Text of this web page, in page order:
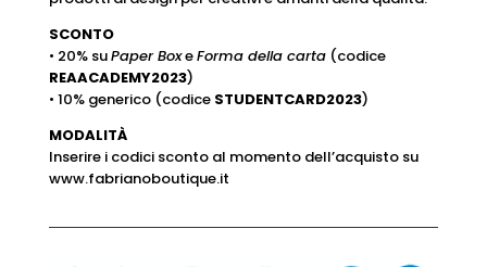
SCONTO
• 20% suPaper BoxeForma della carta(codice
REAACADEMY2023)
• 10% generico (codice STUDENTCARD2023)
MODALITÀ
Inserire i codici sconto al momento dell’acquisto su
www.fabrianoboutique.it